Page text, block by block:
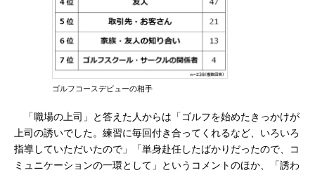
ゴルフコースデビューの相手
「職場の上司」と答えた人からは「ゴルフを始めたきっかけが
上司の誘いでした。練習に毎回付き合ってくれるなど、いろいろ
指導していただいたので」「単身赴任したばかりだったので、コ
ミュニケーションの一環として」というコメントのほか、「誘わ